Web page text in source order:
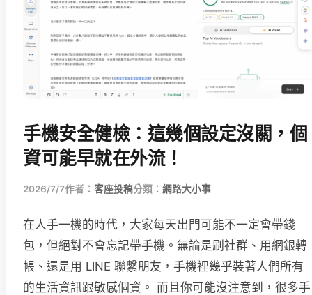
手機安全健檢：這幾個設定沒關，個
資可能早就在外流！
2026/7/7作者： 客座投稿分類： 網路大小事
在人手一機的時代，大家每天出門可能不一定會帶錢
包，但絕對不會忘記帶手機。無論是刷社群、用網銀轉
帳、還是用 LINE 聯繫朋友，手機裡幾乎裝著人們所有
的生活資訊跟敏感個資。 而且你可能沒注意到，很多手